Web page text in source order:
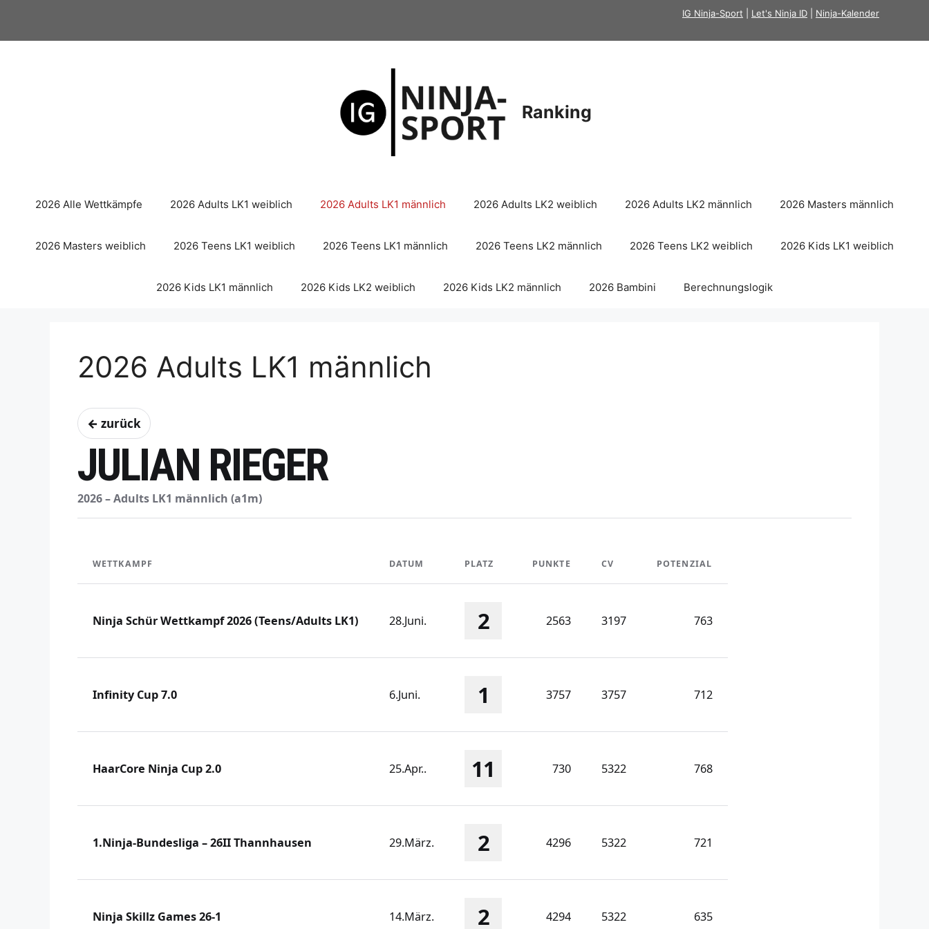
springen
IG Ninja-Sport Let's Ninja ID Ninja-Kalender
Ranking
2026 Alle Wettkämpfe 2026 Adults LK1 weiblich 2026 Adults LK1 männlich 2026 Adults LK2 weiblich 2026 Adults LK2 männlich 2026 Masters männlich
2026 Masters weiblich 2026 Teens LK1 weiblich 2026 Teens LK1 männlich 2026 Teens LK2 männlich 2026 Teens LK2 weiblich 2026 Kids LK1 weiblich
2026 Kids LK1 männlich 2026 Kids LK2 weiblich 2026 Kids LK2 männlich 2026 Bambini Berechnungslogik
2026 Adults LK1 männlich
← zurück
JULIAN RIEGER
2026 – Adults LK1 männlich (a1m)
WETTKAMPF DATUM PLATZ PUNKTE CV POTENZIAL
Ninja Schür Wettkampf 2026 (Teens/Adults LK1) 28.Juni. 2 2563 3197 763
Infinity Cup 7.0 6.Juni. 1 3757 3757 712
HaarCore Ninja Cup 2.0 25.Apr.. 11 730 5322 768
1.Ninja-Bundesliga – 26II Thannhausen 29.März. 2 4296 5322 721
Ninja Skillz Games 26-1 14.März. 2 4294 5322 635